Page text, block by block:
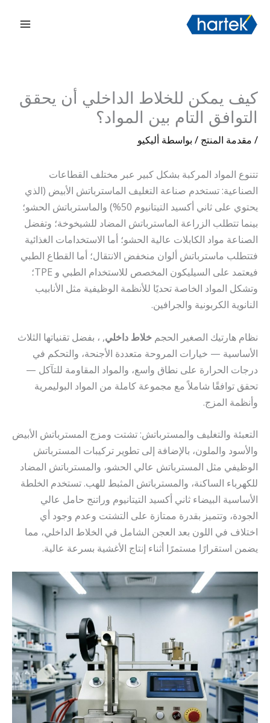
إلى
كيف يمكن للخلاط الداخلي أن يحقق
التوافق التام بين المواد؟
/ مقدمة المنتج / بواسطة أليكيو
تتنوع المواد المركبة بشكل كبير عبر مختلف القطاعات
الصناعية: تستخدم صناعة التغليف الماسترباتش الأبيض (الذي
يحتوي على ثاني أكسيد التيتانيوم 50%) والماسترباتش الحشو؛
بينما تتطلب الزراعة الماسترباتش المضاد للشيخوخة؛ وتفضل
الصناعة مواد الكابلات عالية الحشو؛ أما الاستخدامات الغذائية
فتتطلب ماسترباتش ألوان منخفض الانتقال؛ أما القطاع الطبي
فيعتمد على السيليكون المخصص للاستخدام الطبي و TPE؛
وتشكل المواد الخاصة تحديًا للأنظمة الوظيفية مثل الأنابيب
النانوية الكربونية والجرافين.
نظام هارتيك الصغير الحجم خلاط داخلي, ، بفضل تقنياتها الثلاث
الأساسية — خيارات المروحة متعددة الأجنحة، والتحكم في
درجات الحرارة على نطاق واسع، والمواد المقاومة للتآكل —
تحقق توافقًا شاملاً مع مجموعة كاملة من المواد البوليمرية
وأنظمة المزج.
التعبئة والتغليف والمسترباتش: تشتت ومزج المسترباتش الأبيض
والأسود والملون، بالإضافة إلى تطوير تركيبات المسترباتش
الوظيفي مثل المسترباتش عالي الحشو، والمسترباتش المضاد
للكهرباء الساكنة، والمسترباتش المثبط للهب. تستخدم الخلطة
الأساسية البيضاء ثاني أكسيد التيتانيوم وراتنج حامل عالي
الجودة، وتتميز بقدرة ممتازة على التشتت وعدم وجود أي
اختلاف في اللون بعد العجن الشامل في الخلاط الداخلي، مما
يضمن استقرارًا مستمرًا أثناء إنتاج الأغشية بسرعة عالية.